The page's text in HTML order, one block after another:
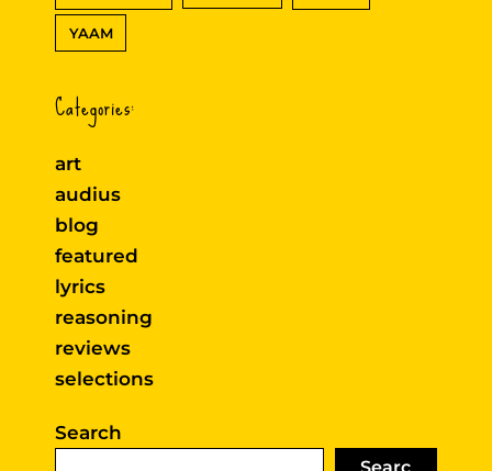
YAAM
Categories:
art
audius
blog
featured
lyrics
reasoning
reviews
selections
Search